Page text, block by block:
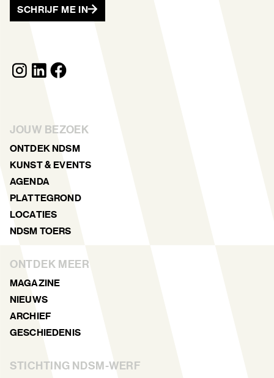
JOUW BEZOEK
ONTDEK NDSM
KUNST & EVENTS
AGENDA
PLATTEGROND
LOCATIES
NDSM TOERS
ONTDEK MEER
MAGAZINE
NIEUWS
ARCHIEF
GESCHIEDENIS
STICHTING NDSM-WERF
SCHRIJF ME IN